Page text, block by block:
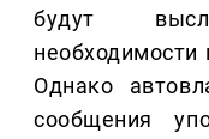
будут
необходимости
Однако
сообщения